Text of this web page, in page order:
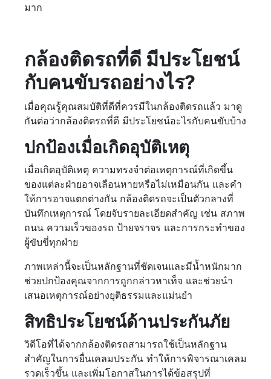
มาก
กล้องติดรถที่ดี มีประโยชน์
กับคนขับรถอย่างไร?
เมื่อคุณรู้คุณสมบัติที่ดีที่ควรมีในกล้องติดรถแล้ว มาดู
กันต่อว่ากล้องติดรถที่ดี มีประโยชน์อะไรกับคนขับบ้าง
ปกป้องเมื่อเกิดอุบัติเหตุ
เมื่อเกิดอุบัติเหตุ ความทรงจำต่อเหตุการณ์ที่เกิดขึ้น
ของแต่ละฝ่ายอาจเลือนหายหรือไม่เหมือนกัน และคำ
ให้การอาจแตกต่างกัน กล้องติดรถจะเป็นตัวกลางที่
บันทึกเหตุการณ์ โดยจับรายละเอียดสำคัญ เช่น สภาพ
ถนน ความเร็วของรถ ป้ายจราจร และการกระทำของ
ผู้ขับขี่ทุกฝ่าย
ภาพเหล่านี้จะเป็นหลักฐานที่ชัดเจนและมีน้ำหนักมาก
ช่วยปกป้องคุณจากการถูกกล่าวหาเท็จ และช่วยนำ
เสนอเหตุการณ์อย่างยุติธรรมและแม่นยำ
สิทธิประโยชน์ด้านประกันภัย
วิดีโอที่ได้จากกล้องติดรถสามารถใช้เป็นหลักฐาน
สำคัญในการยื่นเคลมประกัน ทำให้การพิจารณาเคลม
รวดเร็วขึ้น และเพิ่มโอกาสในการได้ข้อสรุปที่